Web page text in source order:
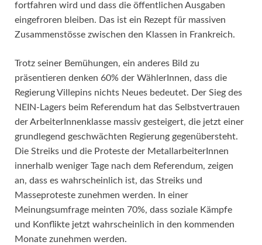
fortfahren wird und dass die öffentlichen Ausgaben
eingefroren bleiben. Das ist ein Rezept für massiven
Zusammenstösse zwischen den Klassen in Frankreich.
Trotz seiner Bemühungen, ein anderes Bild zu
präsentieren denken 60% der WählerInnen, dass die
Regierung Villepins nichts Neues bedeutet. Der Sieg des
NEIN-Lagers beim Referendum hat das Selbstvertrauen
der ArbeiterInnenklasse massiv gesteigert, die jetzt einer
grundlegend geschwächten Regierung gegenübersteht.
Die Streiks und die Proteste der MetallarbeiterInnen
innerhalb weniger Tage nach dem Referendum, zeigen
an, dass es wahrscheinlich ist, das Streiks und
Masseproteste zunehmen werden. In einer
Meinungsumfrage meinten 70%, dass soziale Kämpfe
und Konflikte jetzt wahrscheinlich in den kommenden
Monate zunehmen werden.